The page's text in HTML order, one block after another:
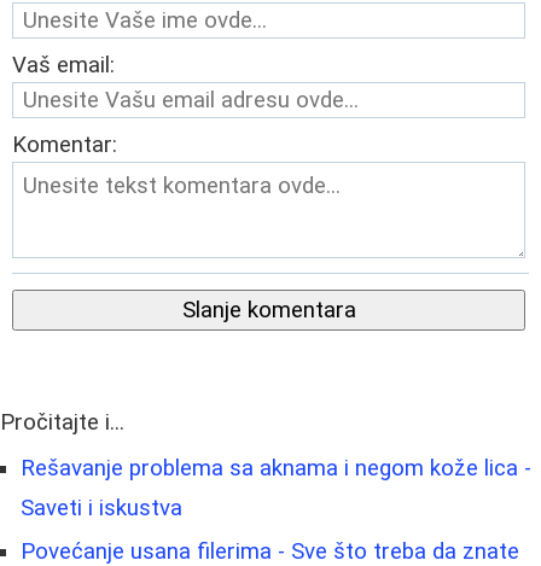
Vaš email:
Komentar:
Slanje komentara
Pročitajte i...
Rešavanje problema sa aknama i negom kože lica -
Saveti i iskustva
Povećanje usana filerima - Sve što treba da znate